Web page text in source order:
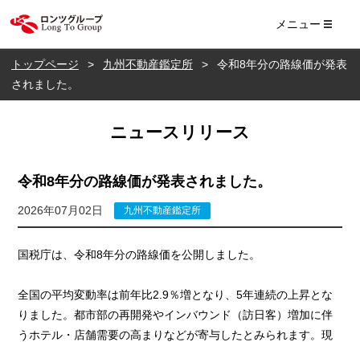
メニュー
トップページ 九州不動産鑑定所
令和8年分の路線価が発表
されました。
ニュースリリース
令和8年分の路線価が発表されました。
2026年07月02日 九州不動産鑑定所
国税庁は、令和8年分の路線価を公開しました。
全国の平均変動率は前年比2.9％増となり、5年連続の上昇とな
りました。都市部の再開発やインバウンド（訪日客）増加に伴
うホテル・店舗需要の高まりなどが寄与したとみられます。現